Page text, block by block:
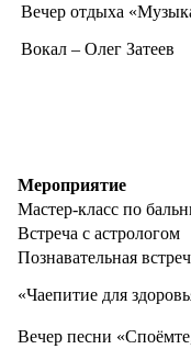
Вечер отдыха
Вокал – Олег Затеев
Мероприятие
Мастер-класс по
Встреча с астрологом
Познавательная
«Чаепитие для
Вечер песни